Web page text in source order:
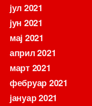
јул 2021
јун 2021
мај 2021
април 2021
март 2021
фебруар 2021
јануар 2021